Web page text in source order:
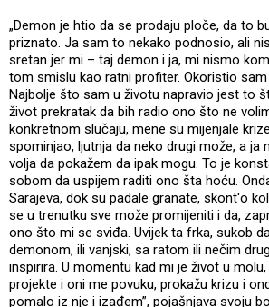
„Demon je htio da se prodaju ploče, da to
priznato. Ja sam to nekako podnosio, ali
sretan jer mi – taj demon i ja, mi nismo
tom smislu kao ratni profiter. Okoristio
Najbolje što sam u životu napravio jest to
život prekratak da bih radio ono što ne
konkretnom slučaju, mene su mijenjale
spominjao, ljutnja da neko drugi može, a ja
volja da pokažem da ipak mogu. To je
sobom da uspijem raditi ono šta hoću.
Sarajeva, dok su padale granate, skont'o
se u trenutku sve može promijeniti i da,
ono što mi se sviđa. Uvijek ta frka, sukob
demonom, ili vanjski, sa ratom ili nečim
inspirira. U momentu kad mi je život u
projekte i oni me povuku, prokažu krizu i
pomalo iz nje i izađem”, pojašnjava svoju